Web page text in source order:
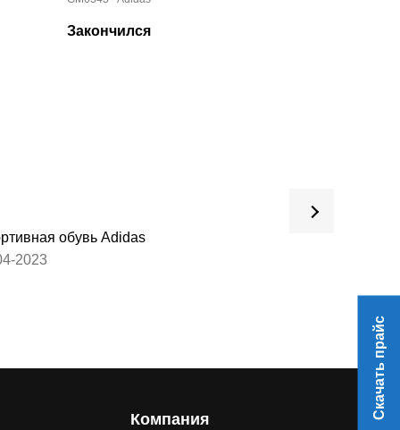
Закончился
обувь Adidas
2023
Компания Скачать прайс